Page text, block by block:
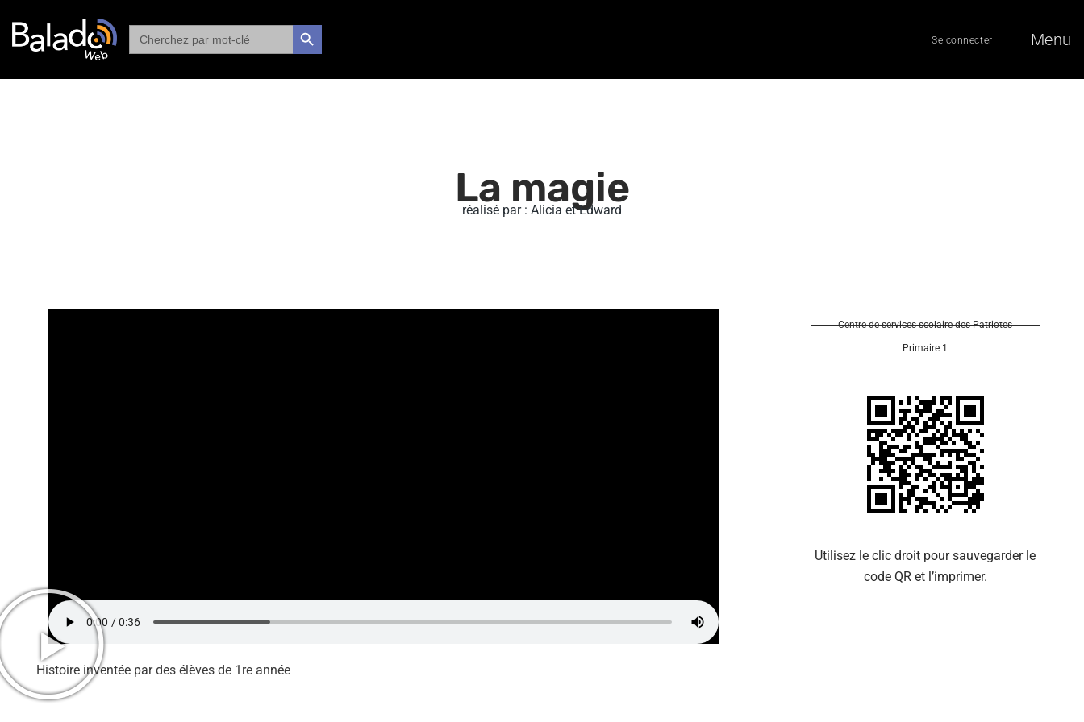
Search
for:
SEARCH BUTTON Se connecter Menu
La magie
réalisé par : Alicia et Edward
Histoire inventée par des élèves de 1re année
Centre de services scolaire des Patriotes
Primaire 1
Utilisez le clic droit pour sauvegarder le
code QR et l’imprimer.